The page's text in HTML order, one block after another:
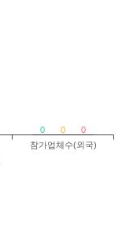
0 0 0
참가업체수(외국)